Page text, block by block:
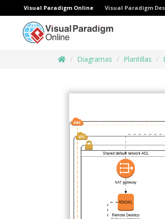
Visual Paradigm Online Visual Paradigm
Diagramas Plantillas